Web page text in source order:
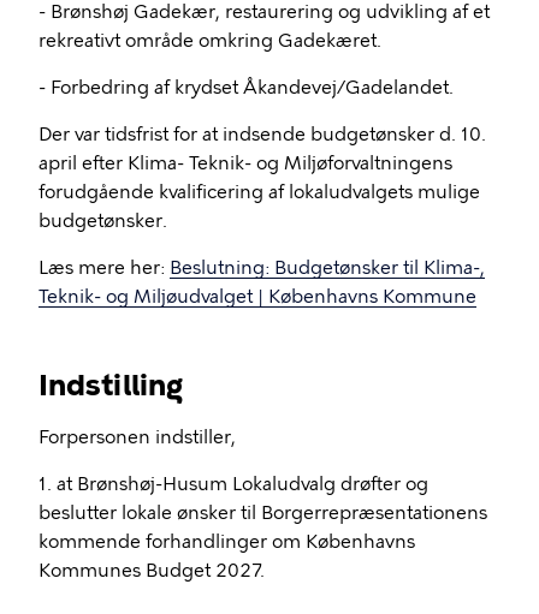
- Brønshøj Gadekær, restaurering og udvikling af et
rekreativt område omkring Gadekæret.
- Forbedring af krydset Åkandevej/Gadelandet.
Der var tidsfrist for at indsende budgetønsker d. 10.
april efter Klima- Teknik- og Miljøforvaltningens
forudgående kvalificering af lokaludvalgets mulige
budgetønsker.
Læs mere her: Beslutning: Budgetønsker til Klima-,
Teknik- og Miljøudvalget | Københavns Kommune
Indstilling
Forpersonen indstiller,
1. at Brønshøj-Husum Lokaludvalg drøfter og
beslutter lokale ønsker til Borgerrepræsentationens
kommende forhandlinger om Københavns
Kommunes Budget 2027.